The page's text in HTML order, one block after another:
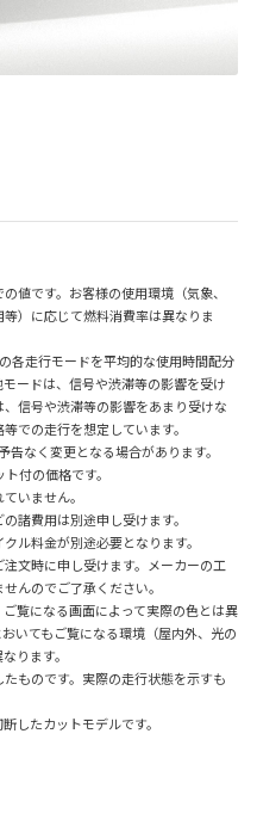
値です。お客様の使用環境（気象、
）に応じて燃料消費率は異なりま
各走行モードを平均的な使用時間配分
ードは、信号や渋滞等の影響を受け
信号や渋滞等の影響をあまり受けな
での走行を想定しています。
なく変更となる場合があります。
付の価格です。
いません。
諸費用は別途申し受けます。
ル料金が別途必要となります。
文時に申し受けます。メーカーの工
んのでご了承ください。
覧になる画面によって実際の色とは異
いてもご覧になる環境（屋内外、光の
ります。
ものです。実際の走行状態を示すも
したカットモデルです。